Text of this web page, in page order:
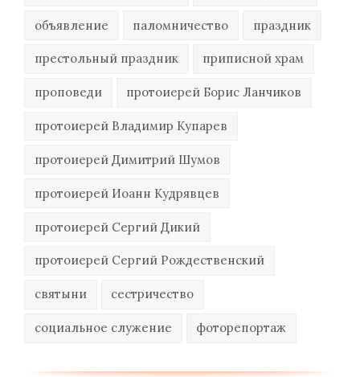
объявление паломничество праздник
престольный праздник приписной храм
проповеди протоиерей Борис Ланчиков
протоиерей Владимир Купарев
протоиерей Димитрий Шумов
протоиерей Иоанн Кудрявцев
протоиерей Сергий Дикий
протоиерей Сергий Рождественский
святыни сестричество
социальное служение фоторепортаж